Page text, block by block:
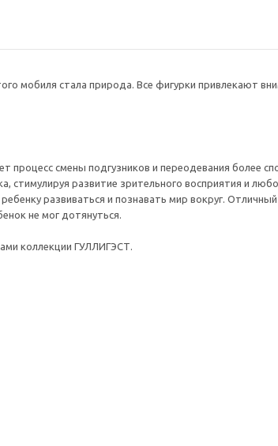
мобиля стала природа. Все фигурки привлекают
процесс смены подгузников и переодевания более
стимулируя развитие зрительного восприятия и
развиваться и познавать мир вокруг.
не мог дотянуться.
коллекции ГУЛЛИГЭСТ.